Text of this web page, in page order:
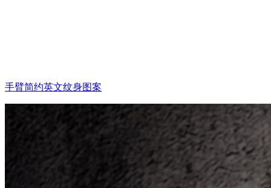
手臂简约英文纹身图案